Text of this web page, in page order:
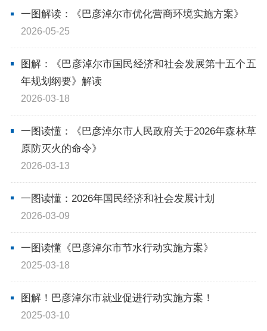
智能问答
走进巴彦淖尔
行政区划
人文历史
一图解读：《巴彦淖尔市优化营商环境实施方案》
2026-05-25
图解：《巴彦淖尔市国民经济和社会发展第十五个五
年规划纲要》解读
2026-03-18
一图读懂：《巴彦淖尔市人民政府关于2026年森林草
原防灭火的命令》
2026-03-13
一图读懂：2026年国民经济和社会发展计划
2026-03-09
一图读懂《巴彦淖尔市节水行动实施方案》
2025-03-18
图解！巴彦淖尔市就业促进行动实施方案！
2025-03-10